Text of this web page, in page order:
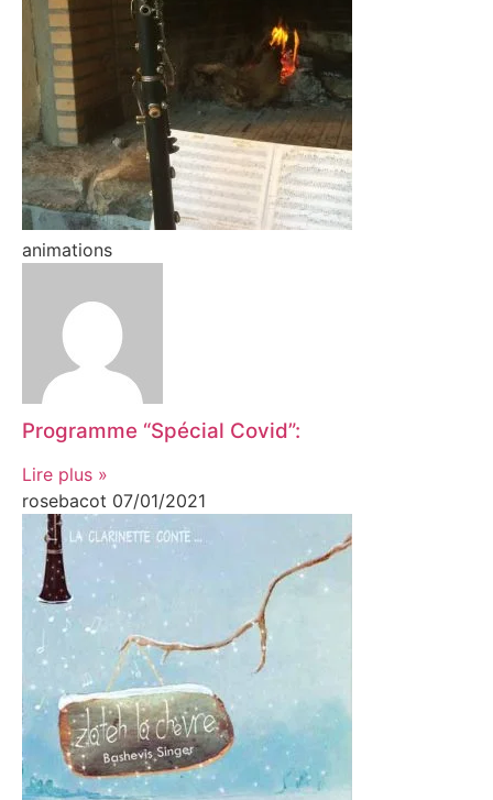
animations
Programme “Spécial Covid”:
Lire plus »
rosebacot 07/01/2021